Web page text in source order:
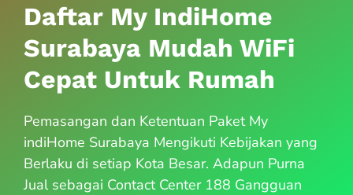
Daftar My IndiHome
Surabaya Mudah WiFi
Cepat Untuk Rumah
Pemasangan dan Ketentuan Paket My
indiHome Surabaya Mengikuti Kebijakan yang
Berlaku di setiap Kota Besar. Adapun Purna
Jual sebagai Contact Center 188 Gangguan